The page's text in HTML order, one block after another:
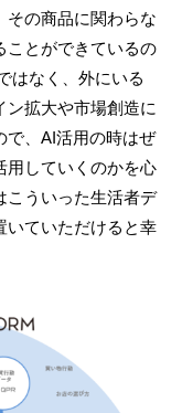
その商品に関わらな
ことができているの
はなく、外にいる
拡大や市場創造に
で、AI活用の時はぜ
用していくのかを心
こういった生活者デ
いていただけると幸